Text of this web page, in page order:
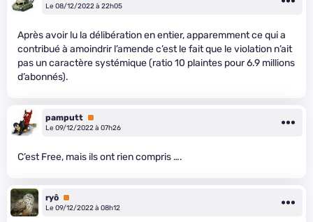
Le 08/12/2022 à 22h05
Après avoir lu la délibération en entier, apparemment ce qui a
contribué à amoindrir l’amende c’est le fait que le violation n’ait
pas un caractère systémique (ratio 10 plaintes pour 6.9 millions
d’abonnés).
pamputt Premium
Le 09/12/2022 à 07h26
C’est Free, mais ils ont rien compris ….
ryô Premium
Le 09/12/2022 à 08h12